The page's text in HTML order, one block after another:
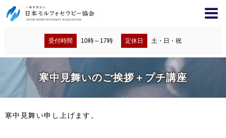
受付時間 10時～17時 定休日 土・日・祝
寒中見舞いのご挨拶＋プチ講座
寒中見舞い申し上げます。